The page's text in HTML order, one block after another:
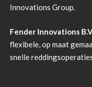
Innovations Group.
Fender Innovations
flexibele, op maat
snelle